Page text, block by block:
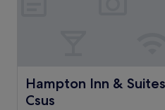
Hampton Inn &
Csus
Hampton Inn & Suites